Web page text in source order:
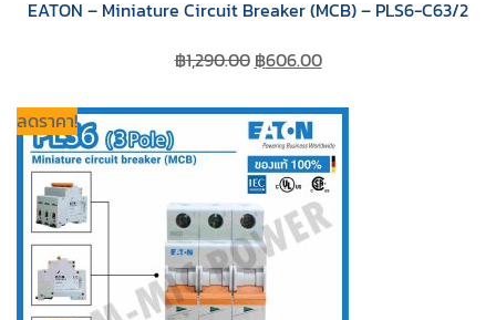
EATON – Miniature Circuit Breaker (MCB) – PLS6-C63/2
฿1,290.00 Original
was:
฿1,290.00.
฿606.00Current
is:
฿606.00.
ลดราคา!